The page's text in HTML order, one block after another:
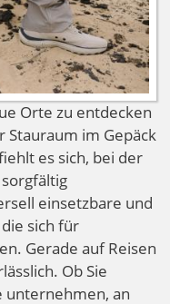
Orte zu entdecken
Stauraum im Gepäck
es sich, bei der
einsetzbare und
sich für
Gerade auf Reisen
Ob Sie
unternehmen, an